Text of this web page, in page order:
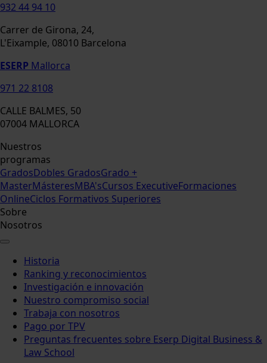
932 44 94 10
Carrer de Girona, 24,
L'Eixample, 08010 Barcelona
ESERP Mallorca
971 22 8108
CALLE BALMES, 50
07004 MALLORCA
Nuestros
programas
GradosDobles GradosGrado +
MasterMásteresMBA'sCursos ExecutiveFormaciones
OnlineCiclos Formativos Superiores
Sobre
Nosotros
Historia
Ranking y reconocimientos
Investigación e innovación
Nuestro compromiso social
Trabaja con nosotros
Pago por TPV
Preguntas frecuentes sobre Eserp Digital Business &
Law School